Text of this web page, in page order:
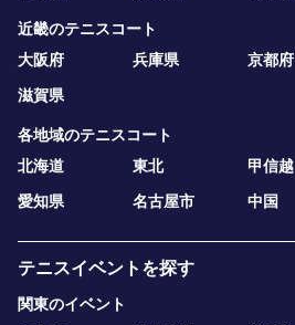
近畿のテニスコート
大阪府
兵庫県 京都府
滋賀県
各地域のテニスコート
北海道
東北 甲信越
愛知県
名古屋市 中国
テニスイベントを探す
関東のイベント